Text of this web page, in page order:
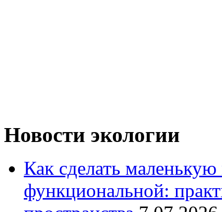
Новости экологии
Как сделать
функциональной: